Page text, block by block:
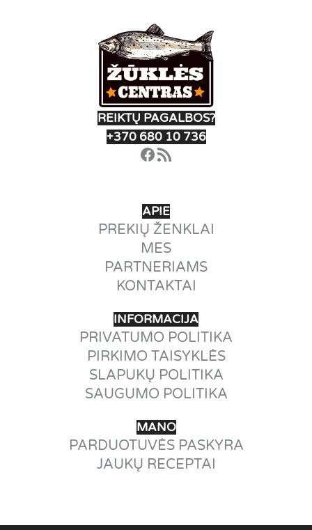
on
the
product
page
REIKTŲ PAGALBOS?
+370 680 10 736
Facebook
RSS Feed
APIE
PREKIŲ ŽENKLAI
MES
PARTNERIAMS
KONTAKTAI
INFORMACIJA
PRIVATUMO POLITIKA
PIRKIMO TAISYKLĖS
SLAPUKŲ POLITIKA
SAUGUMO POLITIKA
MANO
PARDUOTUVĖS PASKYRA
JAUKŲ RECEPTAI